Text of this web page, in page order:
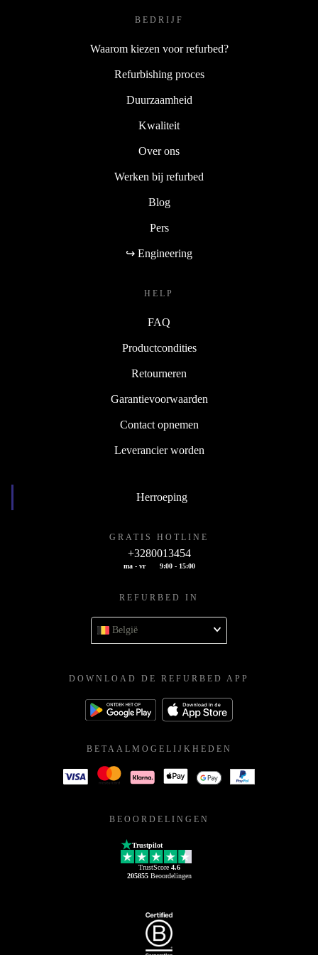
BEDRIJF
Waarom kiezen voor refurbed?
Refurbishing proces
Duurzaamheid
Kwaliteit
Over ons
Werken bij refurbed
Blog
Pers
↪ Engineering
HELP
FAQ
Productcondities
Retourneren
Garantievoorwaarden
Contact opnemen
Leverancier worden
Herroeping
GRATIS HOTLINE
+3280013454
ma - vr 9:00 - 15:00
REFURBED IN
België
DOWNLOAD DE REFURBED APP
BETAALMOGELIJKHEDEN
BEOORDELINGEN
Trustpilot
TrustScore 4.6
205855Beoordelingen